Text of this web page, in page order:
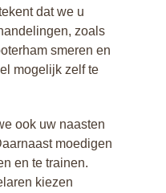
dat we u
zoals
smeren en
mogelijk zelf te
ook uw naasten
moedigen
en te trainen.
kiezen